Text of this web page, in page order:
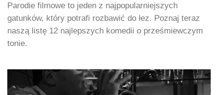
Parodie filmowe to jeden z najpopularniejszych
gatunków, który potrafi rozbawić do łez. Poznaj teraz
naszą listę 12 najlepszych komedii o prześmiewczym
tonie.